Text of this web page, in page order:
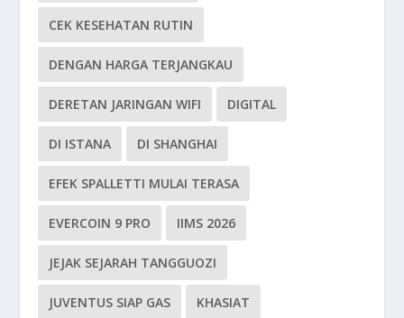
CEK KESEHATAN RUTIN
DENGAN HARGA TERJANGKAU
DERETAN JARINGAN WIFI DIGITAL
DI ISTANA DI SHANGHAI
EFEK SPALLETTI MULAI TERASA
EVERCOIN 9 PRO IIMS 2026
JEJAK SEJARAH TANGGUOZI
JUVENTUS SIAP GAS KHASIAT